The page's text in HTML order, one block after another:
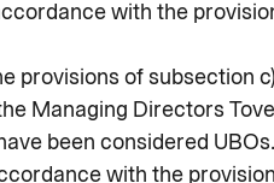
with the
provisions of subsection
Managing Directors
been considered UBOs.
with the